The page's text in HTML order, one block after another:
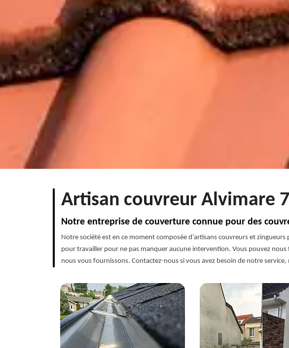
Artisan couvreur Alvimare
Notre entreprise de couverture connue pour des
Notre société est en ce moment composée d’artisans couvreurs et
pour travailler pour ne pas manquer aucune intervention. Vous pouvez
nous vous fournissons. Contactez-nous si vous avez besoin de notre